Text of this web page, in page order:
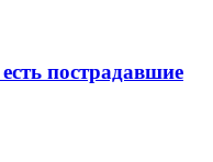
пострадавшие